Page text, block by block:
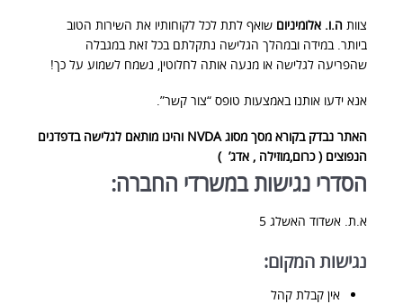
צוות ה.ו. אלומיניום שואף לתת לכל לקוחותיו את השירות הטוב
ביותר. במידה ובמהלך הגלישה נתקלתם בכל זאת במגבלה
שהפריעה לגלישה או מנעה אותה לחלוטין, נשמח לשמוע על כך!
אנא ידעו אותנו באמצעות טופס “צור קשר”.
האתר נבדק בקורא מסך מסוג NVDA והינו מותאם לגלישה בדפדנים
הנפוצים ( כרום,מוזילה , אדג’ )
הסדרי נגישות במשרדי החברה:
א.ת. אשדוד האשלג 5
נגישות המקום:
אין קבלת קהל